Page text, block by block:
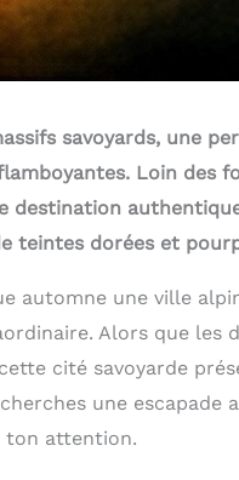
savoyards, une
Loin des
destination
teintes dorées et
automne une ville
Alors que
cité savoyarde
une escapade
ton attention.